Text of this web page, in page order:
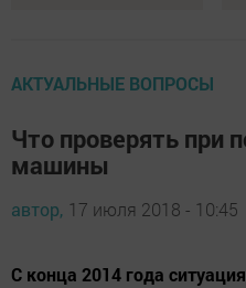
АКТУАЛЬНЫЕ ВОПРОСЫ
Что проверять при
машины
автор, 17 июля 2018 - 10:45
С конца 2014 года